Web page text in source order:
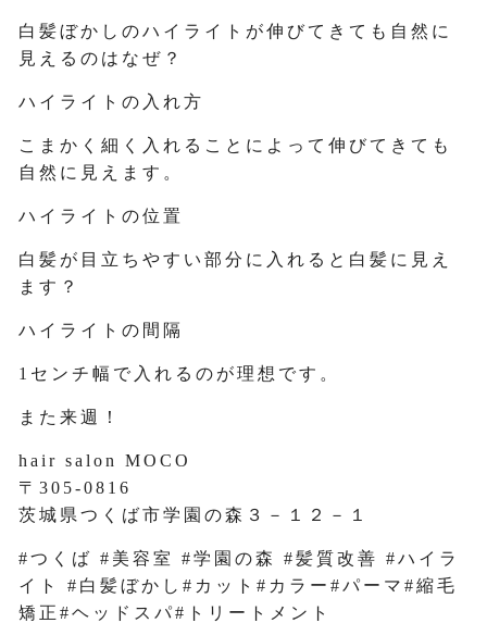
白髪ぼかしのハイライトが伸びてきても自然に
見えるのはなぜ？
ハイライトの入れ方
こまかく細く入れることによって伸びてきても
自然に見えます。
ハイライトの位置
白髪が目立ちやすい部分に入れると白髪に見え
ます？
ハイライトの間隔
1センチ幅で入れるのが理想です。
また来週！
hair salon MOCO
〒305-0816
茨城県つくば市学園の森３－１２－１
#つくば #美容室 #学園の森 #髪質改善 #ハイラ
イト #白髪ぼかし#カット#カラー#パーマ#縮毛
矯正#ヘッドスパ#トリートメント